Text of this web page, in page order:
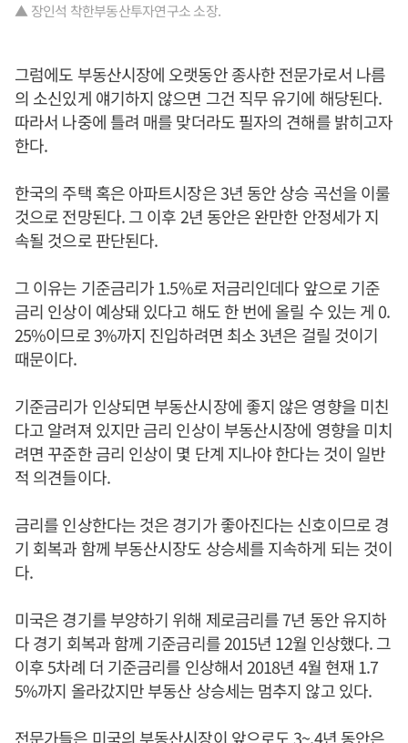
▲ 장인석 착한부동산투자연구소 소장.
그럼에도 부동산시장에 오랫동안 종사한 전문가로서 나름
의 소신있게 얘기하지 않으면 그건 직무 유기에 해당된다.
따라서 나중에 틀려 매를 맞더라도 필자의 견해를 밝히고자
한다.
한국의 주택 혹은 아파트시장은 3년 동안 상승 곡선을 이룰
것으로 전망된다. 그 이후 2년 동안은 완만한 안정세가 지
속될 것으로 판단된다.
그 이유는 기준금리가 1.5%로 저금리인데다 앞으로 기준
금리 인상이 예상돼 있다고 해도 한 번에 올릴 수 있는 게 0.
25%이므로 3%까지 진입하려면 최소 3년은 걸릴 것이기
때문이다.
기준금리가 인상되면 부동산시장에 좋지 않은 영향을 미친
다고 알려져 있지만 금리 인상이 부동산시장에 영향을 미치
려면 꾸준한 금리 인상이 몇 단계 지나야 한다는 것이 일반
적 의견들이다.
금리를 인상한다는 것은 경기가 좋아진다는 신호이므로 경
기 회복과 함께 부동산시장도 상승세를 지속하게 되는 것이
다.
미국은 경기를 부양하기 위해 제로금리를 7년 동안 유지하
다 경기 회복과 함께 기준금리를 2015년 12월 인상했다. 그
이후 5차례 더 기준금리를 인상해서 2018년 4월 현재 1.7
5%까지 올라갔지만 부동산 상승세는 멈추지 않고 있다.
전문가들은 미국의 부동산시장이 앞으로도 3~,4년 동안은